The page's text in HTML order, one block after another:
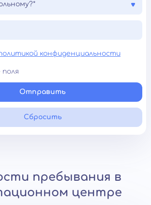
конфиденциальности
Отправить
Сбросить
пребывания в
центре